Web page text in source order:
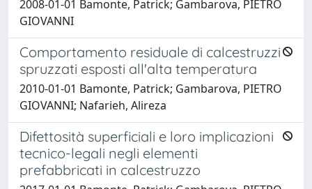
2008-01-01 Bamonte, Patrick; Gambarova, PIETRO
GIOVANNI
Comportamento residuale di calcestruzzi
spruzzati esposti all'alta temperatura
2010-01-01 Bamonte, Patrick; Gambarova, PIETRO
GIOVANNI; Nafarieh, Alireza
Difettosità superficiali e loro implicazioni
tecnico-legali negli elementi
prefabbricati in calcestruzzo